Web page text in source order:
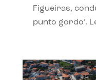
Figueiras,
punto gordo’.